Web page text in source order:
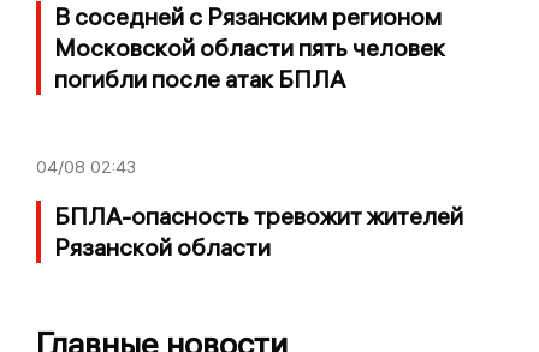
В соседней с Рязанским регионом
Московской области пять человек
погибли после атак БПЛА
04/08 02:43
БПЛА-опасность тревожит жителей
Рязанской области